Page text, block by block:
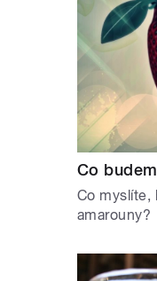
Co
Co myslíte,
amarouny?